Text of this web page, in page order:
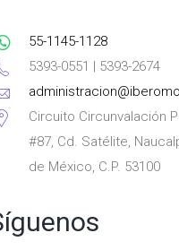
55-1145-1128
5393-0551 | 5393-2674
Circuito Circunvalación
#87, Cd. Satélite,
de México, C.P. 53100